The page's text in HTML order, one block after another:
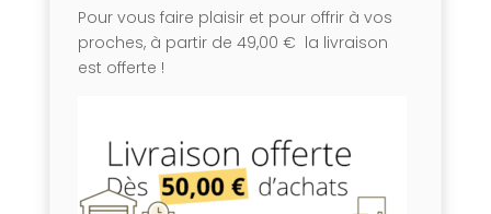
Pour vous faire plaisir et pour offrir à vos
proches, à partir de 49,00 € la livraison
est offerte !